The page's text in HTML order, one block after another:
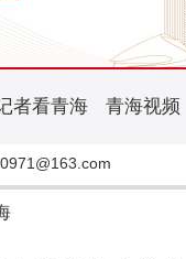
者看青海 青海视频